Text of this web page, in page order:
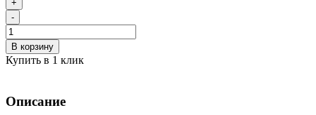
+
-
В корзину
Купить в 1 клик
Описание